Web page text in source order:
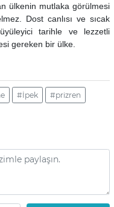
ülkenin mutlaka görülmesi
Dost canlısı ve sıcak
tarihle ve lezzetli
gereken bir ülke.
#İpek #prizren